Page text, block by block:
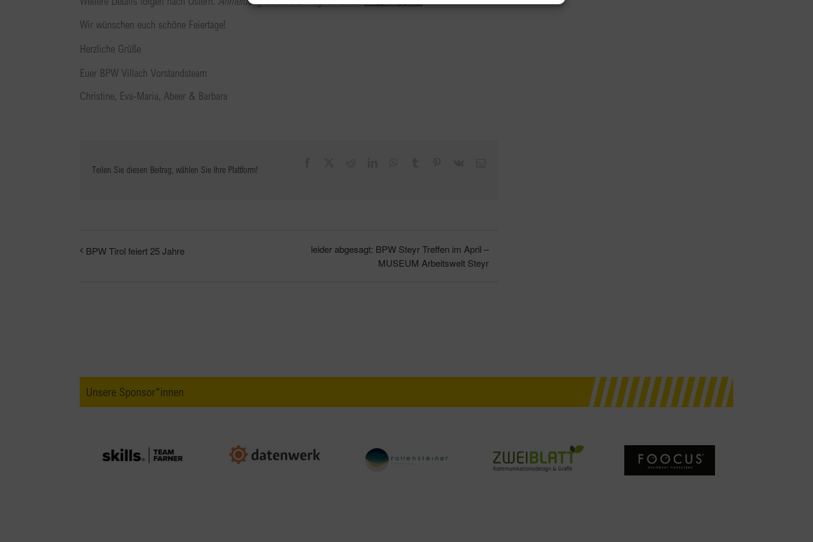
Wir wünschen euch schöne Feiertage!
Herzliche Grüße
Euer BPW Villach Vorstandsteam
Christine, Eva-Maria, Abeer & Barbara
Teilen Sie diesen Beitrag, wählen Sie Ihre Plattform!
BPW Tirol feiert 25 Jahre
leider abgesagt: BPW Steyr Treffen im April –
MUSEUM Arbeitswelt Steyr
Unsere Sponsor*innen